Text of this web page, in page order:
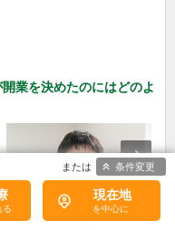
業を決めたのにはどのよ
現在地
条件変更